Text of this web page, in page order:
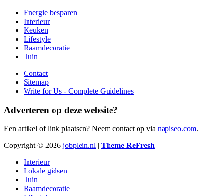
Energie besparen
Interieur
Keuken
Lifestyle
Raamdecoratie
Tuin
Contact
Sitemap
Write for Us - Complete Guidelines
Adverteren op deze website?
Een artikel of link plaatsen? Neem contact op via napiseo.com.
Copyright © 2026 jobplein.nl | Theme ReFresh
Interieur
Lokale gidsen
Tuin
Raamdecoratie